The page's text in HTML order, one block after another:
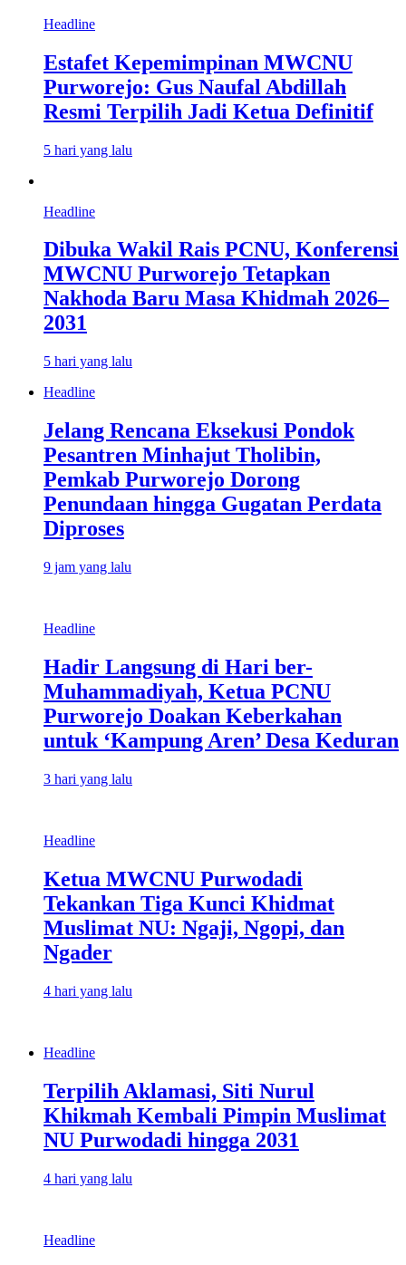
Headline
Estafet Kepemimpinan MWCNU
Purworejo: Gus Naufal Abdillah
Resmi Terpilih Jadi Ketua Definitif
5 hari yang lalu
Headline
Dibuka Wakil Rais PCNU, Konferensi
MWCNU Purworejo Tetapkan
Nakhoda Baru Masa Khidmah 2026–
2031
5 hari yang lalu
Headline
Jelang Rencana Eksekusi Pondok
Pesantren Minhajut Tholibin,
Pemkab Purworejo Dorong
Penundaan hingga Gugatan Perdata
Diproses
9 jam yang lalu
Headline
Hadir Langsung di Hari ber-
Muhammadiyah, Ketua PCNU
Purworejo Doakan Keberkahan
untuk ‘Kampung Aren’ Desa Keduran
3 hari yang lalu
Headline
Ketua MWCNU Purwodadi
Tekankan Tiga Kunci Khidmat
Muslimat NU: Ngaji, Ngopi, dan
Ngader
4 hari yang lalu
Headline
Terpilih Aklamasi, Siti Nurul
Khikmah Kembali Pimpin Muslimat
NU Purwodadi hingga 2031
4 hari yang lalu
Headline